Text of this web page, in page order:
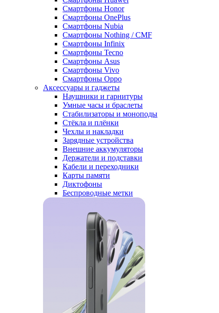
Смартфоны Honor
Смартфоны OnePlus
Смартфоны Nubia
Смартфоны Nothing / CMF
Смартфоны Infinix
Смартфоны Tecno
Смартфоны Asus
Смартфоны Vivo
Смартфоны Oppo
Аксессуары и гаджеты
Наушники и гарнитуры
Умные часы и браслеты
Стабилизаторы и моноподы
Стёкла и плёнки
Чехлы и накладки
Зарядные устройства
Внешние аккумуляторы
Держатели и подставки
Кабели и переходники
Карты памяти
Диктофоны
Беспроводные метки